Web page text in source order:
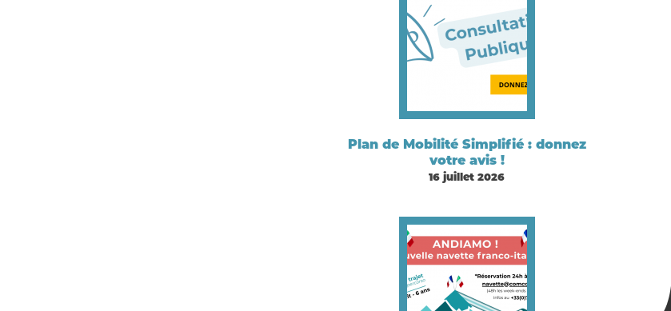
Plan de Mobilité Simplifié : donnez
votre avis !
16 juillet 2026